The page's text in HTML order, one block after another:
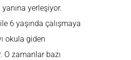
yerleşiyor.
6 yaşında çalışmaya
okula giden
O zamanlar bazı